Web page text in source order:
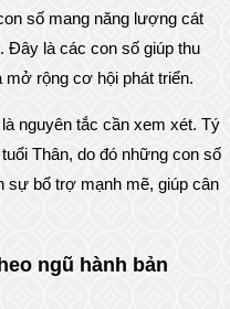
số mang năng lượng cát
Đây là các con số giúp thu
mở rộng cơ hội phát triển.
nguyên tắc cần xem xét. Tý
Thân, do đó những con số
sự bổ trợ mạnh mẽ, giúp cân
ngũ hành bản